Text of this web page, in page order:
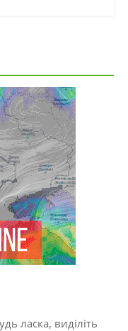
ласка, виділіть